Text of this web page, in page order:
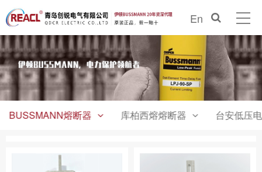
En
BUSSMANN熔断器 库柏西熔熔断器 台安低压